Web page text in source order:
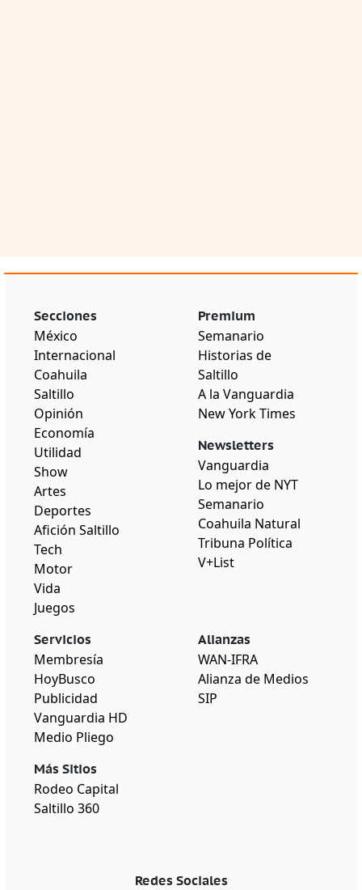
Secciones
México
Internacional
Coahuila
Saltillo
Opinión
Economía
Utilidad
Show
Artes
Deportes
Afición Saltillo
Tech
Motor
Vida
Juegos
Premium
Semanario
Historias de
Saltillo
A la Vanguardia
New York Times
Newsletters
Vanguardia
Lo mejor de NYT
Semanario
Coahuila Natural
Tribuna Política
V+List
Servicios
Membresía
HoyBusco
Publicidad
Vanguardia HD
Medio Pliego
Más Sitios
Rodeo Capital
Saltillo 360
Alianzas
WAN-IFRA
Alianza de Medios
SIP
Redes Sociales